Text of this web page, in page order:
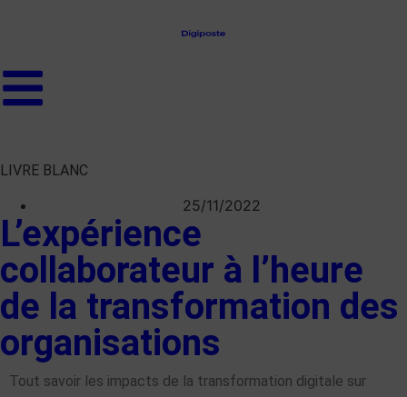
LIVRE BLANC
25/11/2022
L’expérience
collaborateur à l’heure
de la transformation des
organisations
Tout savoir les impacts de la transformation digitale sur